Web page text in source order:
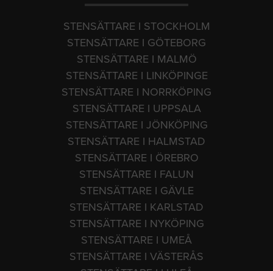
STENSÄTTARE I STOCKHOLM
STENSÄTTARE I GÖTEBORG
STENSÄTTARE I MALMÖ
STENSÄTTARE I LINKÖPINGE
STENSÄTTARE I NORRKÖPING
STENSÄTTARE I UPPSALA
STENSÄTTARE I JÖNKÖPING
STENSÄTTARE I HALMSTAD
STENSÄTTARE I ÖREBRO
STENSÄTTARE I FALUN
STENSÄTTARE I GÄVLE
STENSÄTTARE I KARLSTAD
STENSÄTTARE I NYKÖPING
STENSÄTTARE I UMEÅ
STENSÄTTARE I VÄSTERÅS